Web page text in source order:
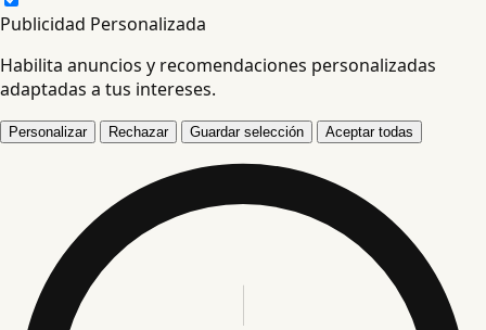
Publicidad Personalizada
Habilita anuncios y recomendaciones personalizadas
adaptadas a tus intereses.
Personalizar Rechazar Guardar selección Aceptar todas